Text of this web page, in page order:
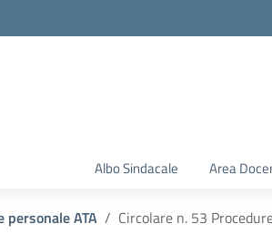
Albo Sindacale Area
personale ATA Circolare n. 53